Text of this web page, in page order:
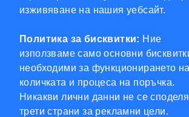
изживяване на нашия уебсайт.
Политика за бисквитки: Ние
използваме само основни
необходими за функционирането на
количката и процеса на поръчка.
Никакви лични данни не се
трети страни за рекламни цели.
БРАВИ, ПАТРОНИ, АКСЕСОАРИ
ФРЕЗИ КЛЮЧАРСКИ
ШПЕРЦОВЕ И ИНСТРУМЕНТИ
ИНФОРМАЦИЯ
ОБСЛУЖВАНЕ НА КЛИЕНТИ
МОЯТ ПРОФИЛ